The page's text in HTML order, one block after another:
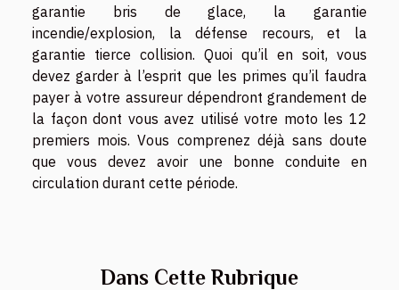
garantie bris de glace, la garantie
incendie/explosion, la défense recours, et la
garantie tierce collision. Quoi qu’il en soit, vous
devez garder à l’esprit que les primes qu’il faudra
payer à votre assureur dépendront grandement de
la façon dont vous avez utilisé votre moto les 12
premiers mois. Vous comprenez déjà sans doute
que vous devez avoir une bonne conduite en
circulation durant cette période.
Dans Cette Rubrique